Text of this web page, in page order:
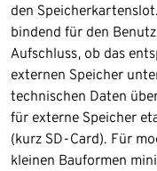
den
bindend für den
Aufschluss, ob das
externen Speicher
technischen Daten
für externe Speicher
(kurz SD-Card). Für
kleinen Bauformen